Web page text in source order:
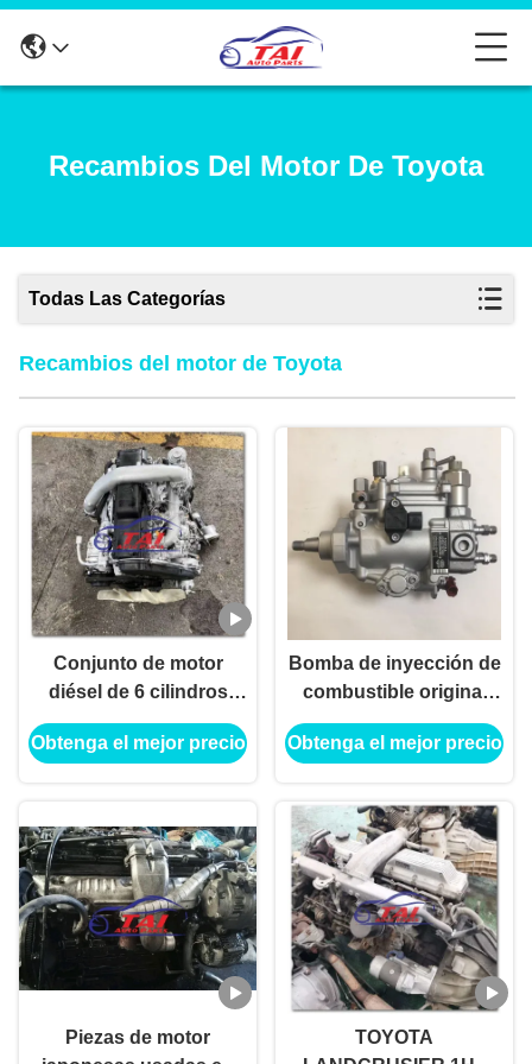
Recambios Del Motor De Toyota
Todas Las Categorías
Recambios del motor de Toyota
Conjunto de motor
diésel de 6 cilindros
usado con caja de
cambios
Obtenga el mejor precio
Bomba de inyección de
combustible original
Toyota 5LE 22100-
5D180 para Toyota
LJ120, LJ150
Obtenga el mejor precio
Piezas de motor
TOYOTA